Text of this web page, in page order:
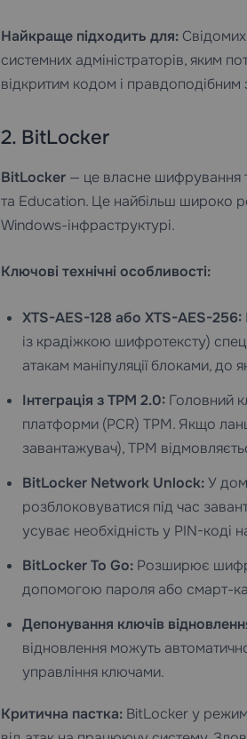
Найкраще підходить для:Свідомих
системних адміністраторів, яким
відкритим кодом і правдоподібним
2. BitLocker
BitLocker— це власне шифрування
та Education. Це найбільш широко
Windows-інфраструктурі.
Ключові технічні особливості:
XTS-AES-128 або XTS-AES-256:
із крадіжкою шифротексту)
атакам маніпуляції блоками, до
Інтеграція з TPM 2.0:Головний
платформи (PCR) TPM. Якщо
завантажувач), TPM
BitLocker Network Unlock:У
розблоковуватися під час
усуває необхідність у PIN-коді
BitLocker To Go:Розширює
допомогою пароля або смарт-
Депонування ключів
відновлення можуть
управління ключами.
Критична пастка:BitLocker у